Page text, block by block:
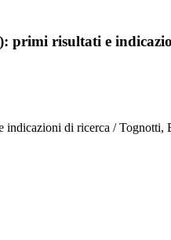
primi risultati e
di ricerca / Tognotti,